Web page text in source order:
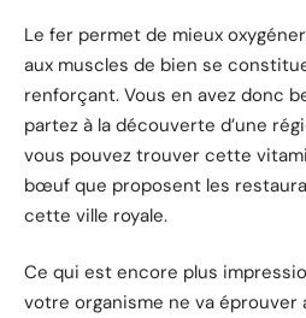
Le fer permet de mieux
aux muscles de bien se
renforçant. Vous en avez donc
partez à la découverte d’une
vous pouvez trouver cette
bœuf que proposent les
cette ville royale.
Ce qui est encore plus
votre organisme ne va éprouver